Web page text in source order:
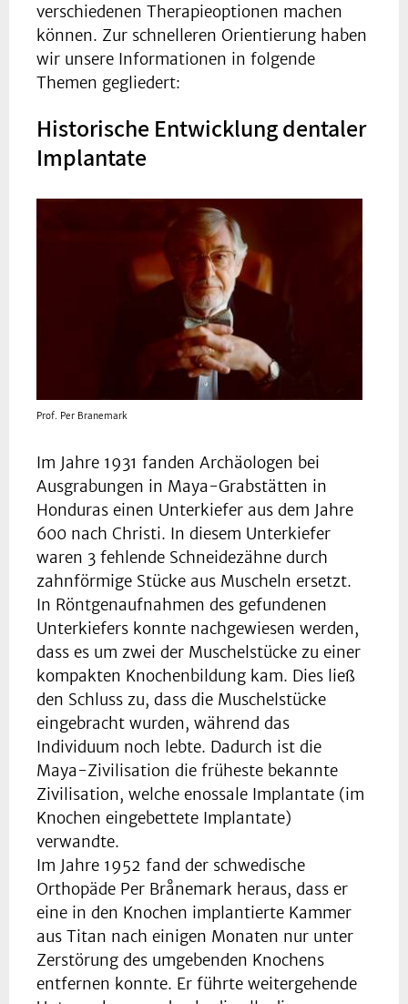
verschiedenen Therapieoptionen machen
können. Zur schnelleren Orientierung haben
wir unsere Informationen in folgende
Themen gegliedert:
Historische Entwicklung dentaler
Implantate
Prof. Per Branemark
Im Jahre 1931 fanden Archäologen bei
Ausgrabungen in Maya-Grabstätten in
Honduras einen Unterkiefer aus dem Jahre
600 nach Christi. In diesem Unterkiefer
waren 3 fehlende Schneidezähne durch
zahnförmige Stücke aus Muscheln ersetzt.
In Röntgenaufnahmen des gefundenen
Unterkiefers konnte nachgewiesen werden,
dass es um zwei der Muschelstücke zu einer
kompakten Knochenbildung kam. Dies ließ
den Schluss zu, dass die Muschelstücke
eingebracht wurden, während das
Individuum noch lebte. Dadurch ist die
Maya-Zivilisation die früheste bekannte
Zivilisation, welche enossale Implantate (im
Knochen eingebettete Implantate)
verwandte.
Im Jahre 1952 fand der schwedische
Orthopäde Per Brånemark heraus, dass er
eine in den Knochen implantierte Kammer
aus Titan nach einigen Monaten nur unter
Zerstörung des umgebenden Knochens
entfernen konnte. Er führte weitergehende